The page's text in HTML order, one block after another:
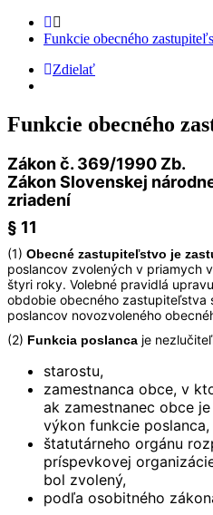
Funkcie obecného
Zdielať
Funkcie obecného
Zákon č. 369/1990 Zb.
Zákon Slovenskej
zriadení
§ 11
(1) Obecné zastupiteľstvo je
poslancov zvolených v priamych
štyri roky. Volebné pravidlá
obdobie obecného zastupiteľstva
poslancov novozvoleného
(2) Funkcia poslanca je
starostu,
zamestnanca obce, v
ak zamestnanec obce
výkon funkcie poslanca,
štatutárneho orgánu
príspevkovej
bol zvolený,
podľa osobitného